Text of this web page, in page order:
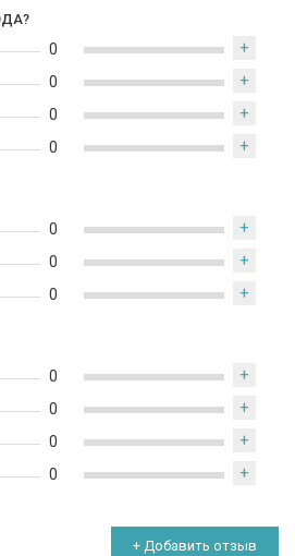
0 +
0 +
0 +
0 +
0 +
0 +
0 +
0 +
0 +
0 +
0 +
+ Добавить отзыв